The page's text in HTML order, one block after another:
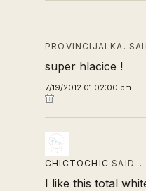
PROVINCIJALKA.
super hlacice !
7/19/2012 01:02:00 pm
CHICTOCHIC SAID…
I like this total